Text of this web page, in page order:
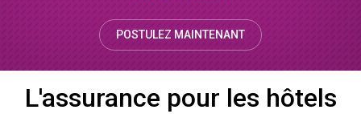
POSTULEZ MAINTENANT
L'assurance pour les hôtels